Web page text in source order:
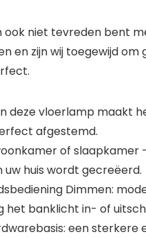
ook niet tevreden bent
en zijn wij toegewijd
deze vloerlamp maakt
afgestemd.
of
huis wordt gecreëerd.
Dimmen:
het banklicht in- of
een